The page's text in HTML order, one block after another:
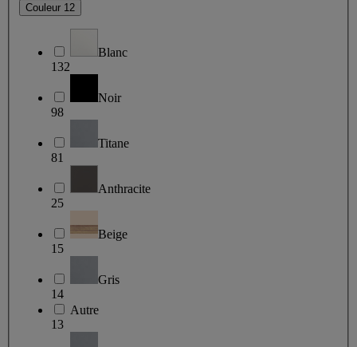
Couleur 12
Blanc
132
Noir
98
Titane
81
Anthracite
25
Beige
15
Gris
14
Autre
13